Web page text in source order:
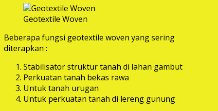
Geotextile Woven
Beberapa fungsi geotextile woven yang sering
diterapkan :
Stabilisator struktur tanah di lahan gambut
Perkuatan tanah bekas rawa
Untuk tanah urugan
Untuk perkuatan tanah di lereng gunung